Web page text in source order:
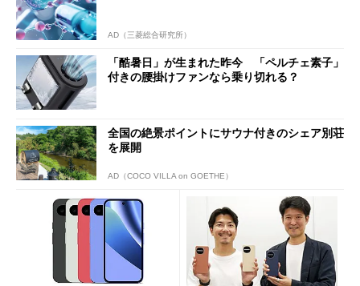
AD（三菱総合研究所）
「酷暑日」が生まれた昨今 「ペルチェ素子」
付きの腰掛けファンなら乗り切れる？
全国の絶景ポイントにサウナ付きのシェア別荘
を展開
AD（COCO VILLA on GOETHE）